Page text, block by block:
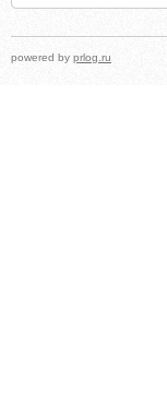
powered by prlog.ru